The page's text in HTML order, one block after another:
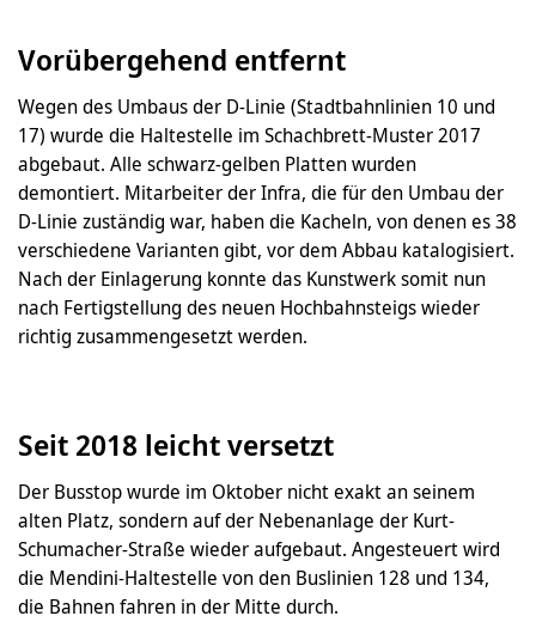
Vorübergehend entfernt
Wegen des Umbaus der D-Linie (Stadtbahnlinien 10 und
17) wurde die Haltestelle im Schachbrett-Muster 2017
abgebaut. Alle schwarz-gelben Platten wurden
demontiert. Mitarbeiter der Infra, die für den Umbau der
D-Linie zuständig war, haben die Kacheln, von denen es 38
verschiedene Varianten gibt, vor dem Abbau katalogisiert.
Nach der Einlagerung konnte das Kunstwerk somit nun
nach Fertigstellung des neuen Hochbahnsteigs wieder
richtig zusammengesetzt werden.
Seit 2018 leicht versetzt
Der Busstop wurde im Oktober nicht exakt an seinem
alten Platz, sondern auf der Nebenanlage der Kurt-
Schumacher-Straße wieder aufgebaut. Angesteuert wird
die Mendini-Haltestelle von den Buslinien 128 und 134,
die Bahnen fahren in der Mitte durch.